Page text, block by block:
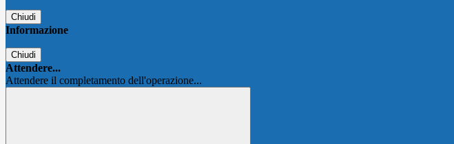
Chiudi
Informazione
Chiudi
Attendere...
Attendere il completamento dell'operazione...